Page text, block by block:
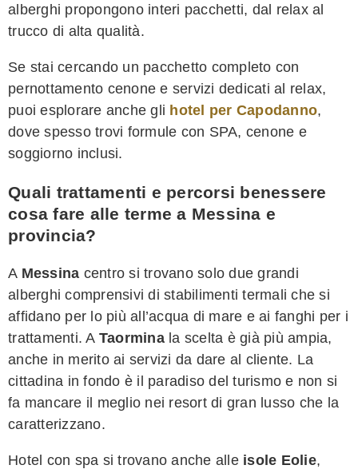
alberghi propongono interi pacchetti, dal relax al
trucco di alta qualità.
Se stai cercando un pacchetto completo con
pernottamento cenone e servizi dedicati al relax,
puoi esplorare anche gli hotel per Capodanno,
dove spesso trovi formule con SPA, cenone e
soggiorno inclusi.
Quali trattamenti e percorsi benessere
cosa fare alle terme a Messina e
provincia?
A Messina centro si trovano solo due grandi
alberghi comprensivi di stabilimenti termali che si
affidano per lo più all’acqua di mare e ai fanghi per i
trattamenti. A Taormina la scelta è già più ampia,
anche in merito ai servizi da dare al cliente. La
cittadina in fondo è il paradiso del turismo e non si
fa mancare il meglio nei resort di gran lusso che la
caratterizzano.
Hotel con spa si trovano anche alle isole Eolie,